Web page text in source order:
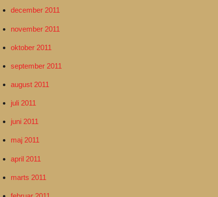
december 2011
november 2011
oktober 2011
september 2011
august 2011
juli 2011
juni 2011
maj 2011
april 2011
marts 2011